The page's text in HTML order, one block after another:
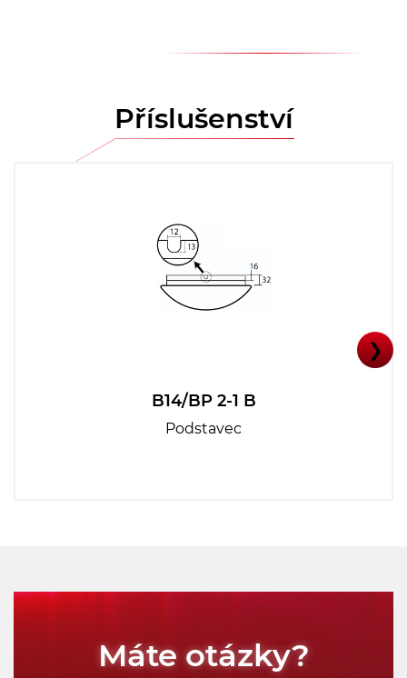
Příslušenství
B14/BP 2-1 B
Podstavec
❯
Máte otázky?